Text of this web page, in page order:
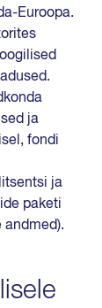
Euroopa.
ja
fondi
ja
paketi
andmed).